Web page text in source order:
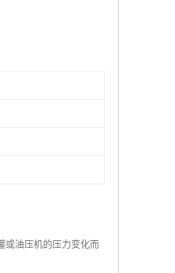
或油压机的压力变化而